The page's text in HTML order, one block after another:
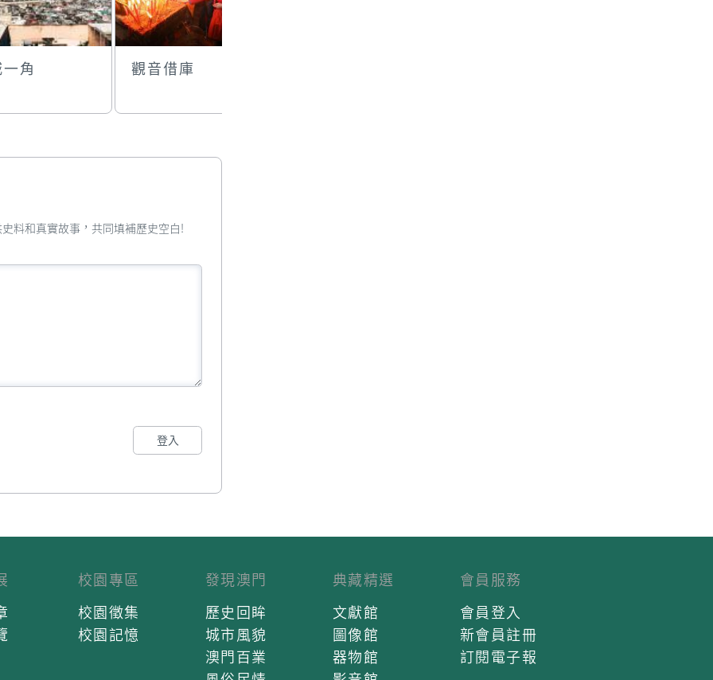
角 觀音借庫
料和真實故事，共同填補歷史空白!
登入
校園專區
校園徵集
校園記憶
發現澳門
歷史回眸
城市風貌
澳門百業
典藏精選
文獻館
圖像館
器物館
會員服務
會員登入
新會員註冊
訂閱電子報